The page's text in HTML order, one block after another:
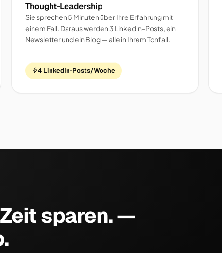
Thought-Leadership
Sie sprechen 5 Minuten über Ihre Erfahrung mit
einem Fall. Daraus werden 3 LinkedIn-Posts, ein
Newsletter und ein Blog — alle in Ihrem Tonfall.
4 LinkedIn-Posts/Woche
sparen. —